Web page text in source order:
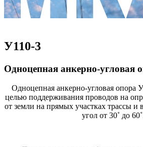
У110-3
Одноцепная анкерно-угловая
Одноцепная анкерно-угловая опора
целью поддерживания проводов на
от земли на прямых участках трассы и
угол от 30˚ до